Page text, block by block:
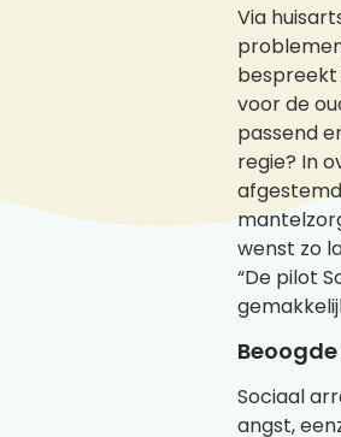
Via
bespreekt
voor de
passend
regie? In
wenst zo
“De pilot
Sociaal
angst,